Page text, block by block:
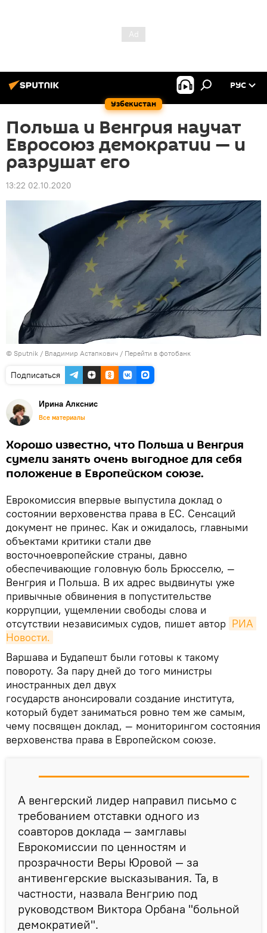
Узбекистан
РУС
Польша и Венгрия научат
Евросоюз демократии — и
разрушат его
13:22 02.10.2020
© Sputnik / Владимир Астапкович / Перейти в фотобанк
Подписаться
Ирина Алкснис
Все материалы
Хорошо известно, что Польша и Венгрия
сумели занять очень выгодное для себя
положение в Европейском союзе.
Еврокомиссия впервые выпустила доклад о
состоянии верховенства права в ЕС. Сенсаций
документ не принес. Как и ожидалось, главными
объектами критики стали две
восточноевропейские страны, давно
обеспечивающие головную боль Брюсселю, —
Венгрия и Польша. В их адрес выдвинуты уже
привычные обвинения в попустительстве
коррупции, ущемлении свободы слова и
отсутствии независимых судов, пишет автор РИА
Новости.
Варшава и Будапешт были готовы к такому
повороту. За пару дней до того министры
иностранных дел двух
государств анонсировали создание института,
который будет заниматься ровно тем же самым,
чему посвящен доклад, — мониторингом состояния
верховенства права в Европейском союзе.
А венгерский лидер направил письмо с
требованием отставки одного из
соавторов доклада — замглавы
Еврокомиссии по ценностям и
прозрачности Веры Юровой — за
антивенгерские высказывания. Та, в
частности, назвала Венгрию под
руководством Виктора Орбана "больной
демократией".